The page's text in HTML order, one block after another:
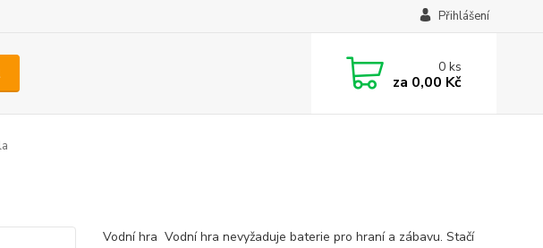
Přihlášení
0ks
za 0,00 Kč
Vodní hra Vodní hra nevyžaduje baterie pro hraní a zábavu. Stačí